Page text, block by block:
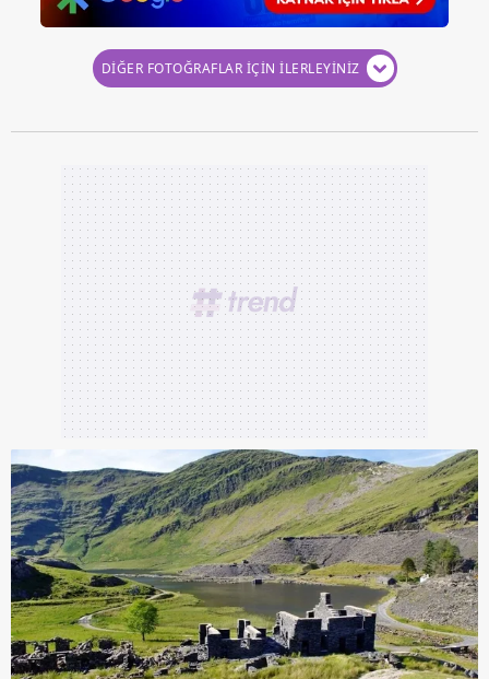
vasıtasıyla belirleyebilirsiniz. Çerezlere ilişkin detaylı bilgi
6698 sayılı Kişisel Verilerin Korunması Kanunu uyarınca
hazırlanmış Aydınlatma Metnimizi okumak ve sitemizde
ilgili mevzuata uygun olarak kullanılan çerezlerle ilgili bilgi
almak için lütfentıklayınız .
DİĞER FOTOĞRAFLAR İÇİN İLERLEYİNİZ